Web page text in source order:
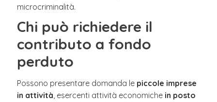
microcriminalità.
Chi può richiedere il
contributo a fondo
perduto
Possono presentare domanda le piccole imprese
in attività, esercenti attività economiche in posto